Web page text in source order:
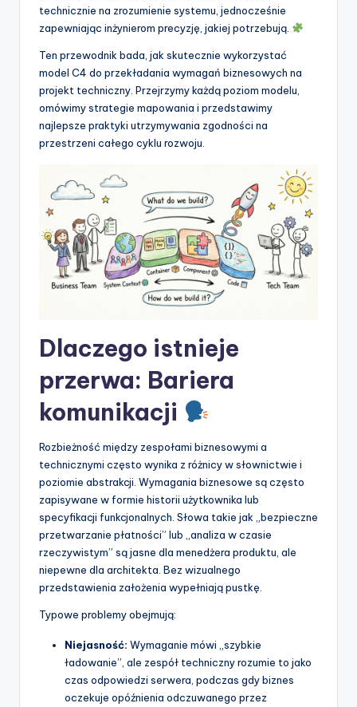
d
technicznie na zrozumienie systemu, jednocześnie
zapewniając inżynierom precyzję, jakiej potrzebują.
Ten przewodnik bada, jak skutecznie wykorzystać
model C4 do przekładania wymagań biznesowych na
projekt techniczny. Przejrzymy każdą poziom modelu,
omówimy strategie mapowania i przedstawimy
najlepsze praktyki utrzymywania zgodności na
przestrzeni całego cyklu rozwoju.
Dlaczego istnieje
przerwa: Bariera
komunikacji
Rozbieżność między zespołami biznesowymi a
technicznymi często wynika z różnicy w słownictwie i
poziomie abstrakcji. Wymagania biznesowe są często
zapisywane w formie historii użytkownika lub
specyfikacji funkcjonalnych. Słowa takie jak „bezpieczne
przetwarzanie płatności” lub „analiza w czasie
rzeczywistym” są jasne dla menedżera produktu, ale
niepewne dla architekta. Bez wizualnego
przedstawienia założenia wypełniają pustkę.
Typowe problemy obejmują:
Niejasność: Wymaganie mówi „szybkie
ładowanie”, ale zespół techniczny rozumie to jako
czas odpowiedzi serwera, podczas gdy biznes
oczekuje opóźnienia odczuwanego przez